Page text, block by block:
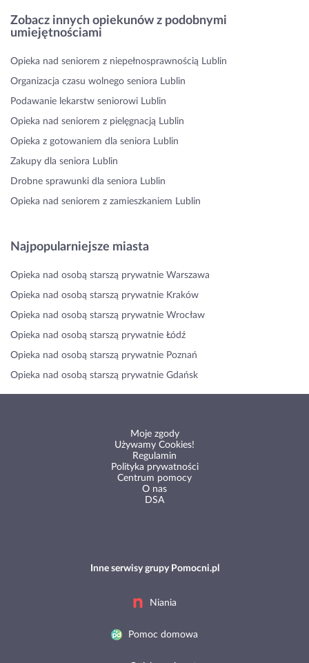
Zobacz innych opiekunów z podobnymi
umiejętnościami
Opieka nad seniorem z niepełnosprawnością Lublin
Organizacja czasu wolnego seniora Lublin
Podawanie lekarstw seniorowi Lublin
Opieka nad seniorem z pielęgnacją Lublin
Opieka z gotowaniem dla seniora Lublin
Zakupy dla seniora Lublin
Drobne sprawunki dla seniora Lublin
Opieka nad seniorem z zamieszkaniem Lublin
Najpopularniejsze miasta
Opieka nad osobą starszą prywatnie Warszawa
Opieka nad osobą starszą prywatnie Kraków
Opieka nad osobą starszą prywatnie Wrocław
Opieka nad osobą starszą prywatnie Łódź
Opieka nad osobą starszą prywatnie Poznań
Opieka nad osobą starszą prywatnie Gdańsk
Moje zgody
Używamy Cookies!
Regulamin
Polityka prywatności
Centrum pomocy
O nas
DSA
Inne serwisy grupy Pomocni.pl
Niania
Pomoc domowa